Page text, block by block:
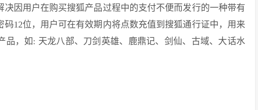
因用户在购买搜狐产品过程中的支付不便而发行的一种带有
码12位，用户可在有效期内将点数充值到搜狐通行证中，用来
品，如: 天龙八部、刀剑英雄、鹿鼎记、剑仙、古域、大话水